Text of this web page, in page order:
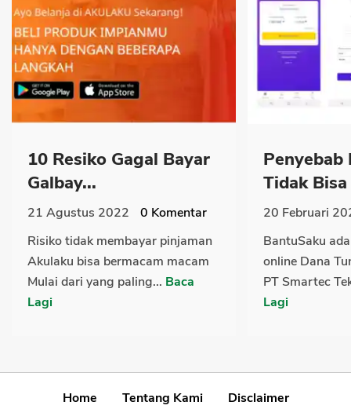
10 Resiko Gagal Bayar
Galbay...
21 Agustus 2022 0 Komentar
Risiko tidak membayar pinjaman
Akulaku bisa bermacam macam
Mulai dari yang paling... Baca
Lagi
Penyebab
Tidak
20 Februari
BantuSaku
online Dana
PT Smartec
Lagi
Home Tentang Kami Disclaimer